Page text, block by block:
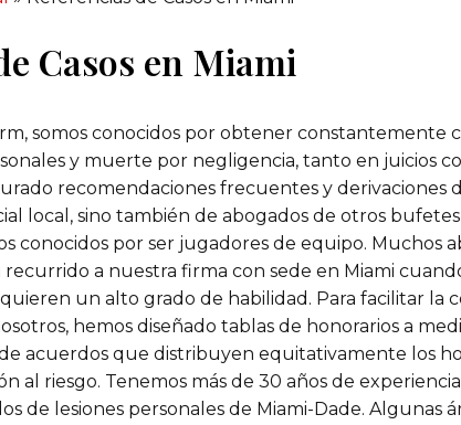
Casos en Miami
somos conocidos por obtener constantemente
y muerte por negligencia, tanto en juicios
recomendaciones frecuentes y derivaciones
local, sino también de abogados de otros
conocidos por ser jugadores de equipo. Muchos
recurrido a nuestra firma con sede en Miami
un alto grado de habilidad. Para facilitar la
hemos diseñado tablas de honorarios a
acuerdos que distribuyen equitativamente los
al riesgo. Tenemos más de 30 años de
de lesiones personales de Miami-Dade. Algunas